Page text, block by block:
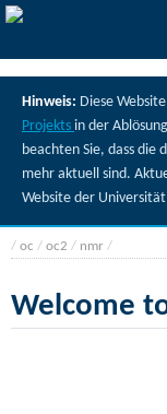
Hinweis: Diese
Projekts in der
beachten Sie, dass
mehr aktuell sind.
Website der
/ oc / oc2 / nmr /
Welcome